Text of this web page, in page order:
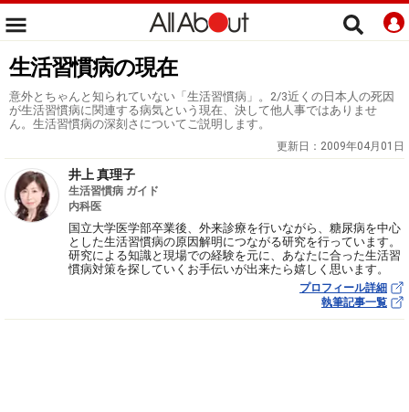
生活習慣病の現在
意外とちゃんと知られていない「生活習慣病」。2/3近くの日本人の死因
が生活習慣病に関連する病気という現在、決して他人事ではありませ
ん。生活習慣病の深刻さについてご説明します。
更新日： 2009年04月01日
井上 真理子
生活習慣病 ガイド
内科医
国立大学医学部卒業後、外来診療を行いながら、糖尿病を中心
とした生活習慣病の原因解明につながる研究を行っています。
研究による知識と現場での経験を元に、あなたに合った生活習
慣病対策を探していくお手伝いが出来たら嬉しく思います。
プロフィール詳細
執筆記事一覧